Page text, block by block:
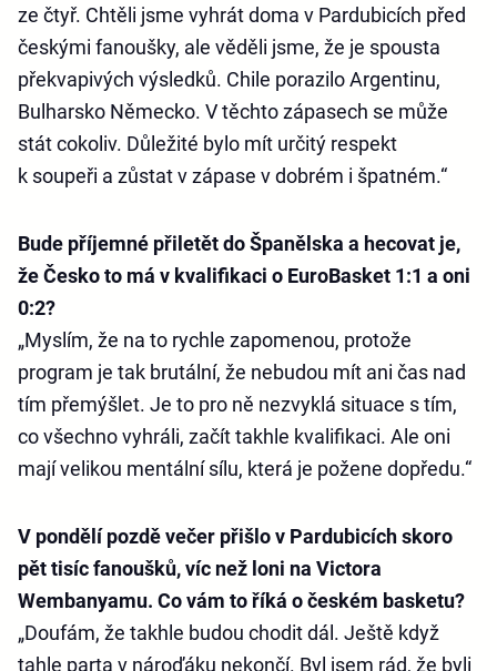
ze čtyř. Chtěli jsme vyhrát doma v Pardubicích před
českými fanoušky, ale věděli jsme, že je spousta
překvapivých výsledků. Chile porazilo Argentinu,
Bulharsko Německo. V těchto zápasech se může
stát cokoliv. Důležité bylo mít určitý respekt
k soupeři a zůstat v zápase v dobrém i špatném.“
Bude příjemné přiletět do Španělska a hecovat je,
že Česko to má v kvalifikaci o EuroBasket 1:1 a oni
0:2?
„Myslím, že na to rychle zapomenou, protože
program je tak brutální, že nebudou mít ani čas nad
tím přemýšlet. Je to pro ně nezvyklá situace s tím,
co všechno vyhráli, začít takhle kvalifikaci. Ale oni
mají velikou mentální sílu, která je požene dopředu.“
V pondělí pozdě večer přišlo v Pardubicích skoro
pět tisíc fanoušků, víc než loni na Victora
Wembanyamu. Co vám to říká o českém basketu?
„Doufám, že takhle budou chodit dál. Ještě když
tahle parta v nároďáku nekončí. Byl jsem rád, že byli